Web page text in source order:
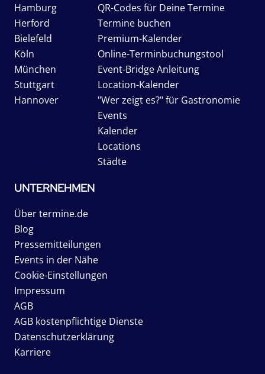
Hamburg
Herford
Bielefeld
Köln
München
Stuttgart
Hannover
QR-Codes für Deine Termine
Termine buchen
Premium-Kalender
Online-Terminbuchungstool
Event-Bridge Anleitung
Location-Kalender
"Wer zeigt es?" für Gastronomie
Events
Kalender
Locations
Städte
UNTERNEHMEN
Über termine.de
Blog
Pressemitteilungen
Events in der Nähe
Cookie-Einstellungen
Impressum
AGB
AGB kostenpflichtige Dienste
Datenschutzerklärung
Karriere